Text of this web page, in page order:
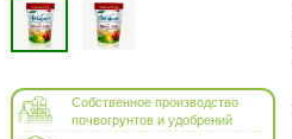
Собственное производство
почвогрунтов и удобрений